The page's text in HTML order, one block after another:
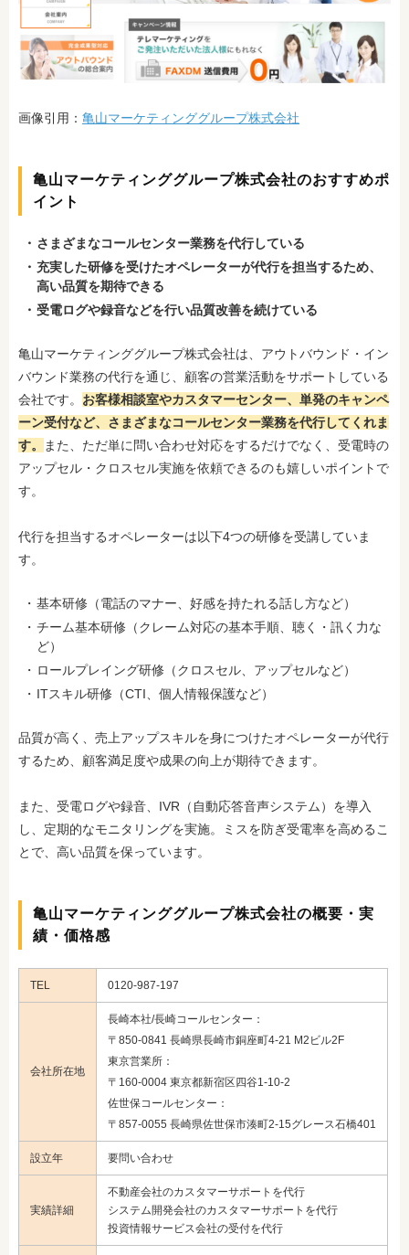
画像引用： 亀山マーケティンググループ株式会社
亀山マーケティンググループ株式会社のおすすめポ
イント
さまざまなコールセンター業務を代行している
充実した研修を受けたオペレーターが代行を担当するため、
高い品質を期待できる
受電ログや録音などを行い品質改善を続けている
亀山マーケティンググループ株式会社は、アウトバウンド・イン
バウンド業務の代行を通じ、顧客の営業活動をサポートしている
会社です。 お客様相談室やカスタマーセンター、単発のキャンペ
ーン受付など、さまざまなコールセンター業務を代行してくれま
す。
また、ただ単に問い合わせ対応をするだけでなく、受電時の
アップセル・クロスセル実施を依頼できるのも嬉しいポイントで
す。
代行を担当するオペレーターは以下4つの研修を受講していま
す。
基本研修（電話のマナー、好感を持たれる話し方など）
チーム基本研修（クレーム対応の基本手順、聴く・訊く力な
ど）
ロールプレイング研修（クロスセル、アップセルなど）
ITスキル研修（CTI、個人情報保護など）
品質が高く、売上アップスキルを身につけたオペレーターが代行
するため、顧客満足度や成果の向上が期待できます。
また、受電ログや録音、IVR（自動応答音声システム）を導入
し、定期的なモニタリングを実施。ミスを防ぎ受電率を高めるこ
とで、高い品質を保っています。
亀山マーケティンググループ株式会社の概要・実
績・価格感
TEL 0120-987-197
会社所在地
長崎本社/長崎コールセンター：
〒850‐0841 長崎県長崎市銅座町4-21 M2ビル2F
東京営業所：
〒160‐0004 東京都新宿区四谷1-10-2
佐世保コールセンター：
〒857-0055 長崎県佐世保市湊町2-15グレース石橋401
設立年 要問い合わせ
実績詳細
不動産会社のカスタマーサポートを代行
システム開発会社のカスタマーサポートを代行
投資情報サービス会社の受付を代行